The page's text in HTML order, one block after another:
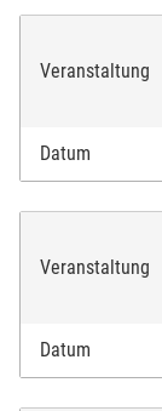
Veranstaltung
Datum
Veranstaltung
Datum